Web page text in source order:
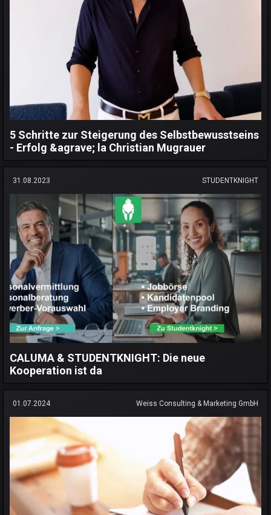
5 Schritte zur Steigerung des Selbstbewusstseins
- Erfolg &agrave; la Christian Mugrauer
31.08.2023 STUDENTKNIGHT
CALUMA & STUDENTKNIGHT: Die neue
Kooperation ist da
01.07.2024 Weiss Consulting & Marketing GmbH